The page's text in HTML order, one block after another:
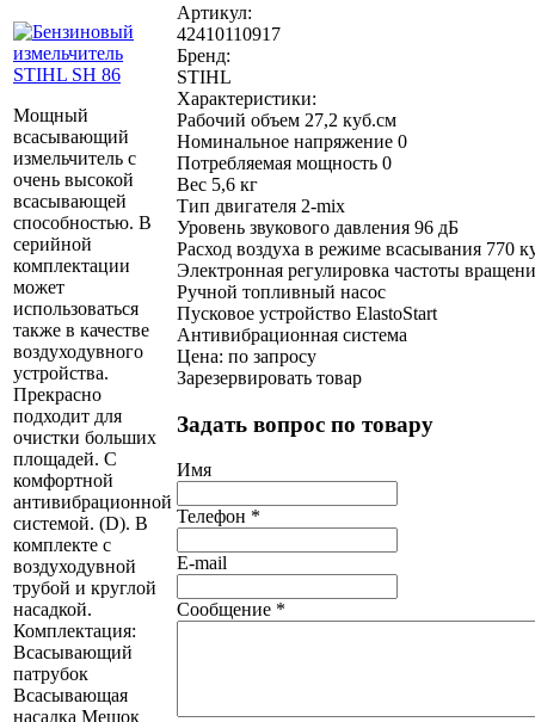
Мощный
всасывающий
измельчитель с
очень высокой
всасывающей
способностью. В
серийной
комплектации
может
использоваться
также в качестве
воздуходувного
устройства.
Прекрасно
подходит для
очистки больших
площадей. C
комфортной
антивибрационной
системой. (D). В
комплекте с
воздуходувной
трубой и круглой
насадкой.
Комплектация:
Всасывающий
патрубок
Всасывающая
насадка Мешок
Артикул:
42410110917
Бренд:
STIHL
Характеристики:
Рабочий объем 27,2 куб.см
Номинальное напряжение 0
Потребляемая мощность 0
Вес 5,6 кг
Тип двигателя 2-mix
Уровень звукового давления 96 дБ
Расход воздуха в режиме всасывания 770
Электронная регулировка частоты
Ручной топливный насос
Пусковое устройство ElastoStart
Антивибрационная система
Цена: по запросу
Зарезервировать товар
Задать вопрос по товару
Имя
Телефон *
E-mail
Сообщение *